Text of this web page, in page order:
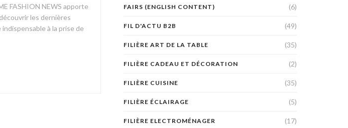
FASHION NEWS apporte
les dernières
à la prise de
FAIRS (ENGLISH CONTENT) (6)
FIL D'ACTU B2B (49)
FILIÈRE ART DE LA TABLE (35)
FILIÈRE CADEAU ET DÉCORATION (2)
FILIÈRE CUISINE (35)
FILIÈRE ÉCLAIRAGE (5)
FILIÈRE ELECTROMÉNAGER (17)